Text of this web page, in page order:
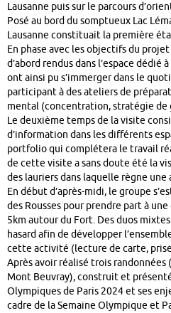
Lausanne puis sur le parcours
Posé au bord du somptueux Lac
Lausanne constituait la première
En phase avec les objectifs du
d’abord rendus dans l’espace dédié
ont ainsi pu s’immerger dans le
participant à des ateliers de
mental (concentration, stratégie
Le deuxième temps de la visite
d’information dans les différents
portfolio qui complétera le travail
de cette visite a sans doute été la
des lauriers dans laquelle règne
En début d’après-midi, le groupe
des Rousses pour prendre part à
5km autour du Fort. Des duos
hasard afin de développer
cette activité (lecture de carte,
Après avoir réalisé trois
Mont Beuvray), construit et
Olympiques de Paris 2024 et ses
cadre de la Semaine Olympique et